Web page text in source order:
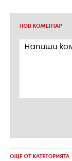
НОВ КОМЕНТАР
ОЩЕ ОТ КАТЕГОРИЯТА